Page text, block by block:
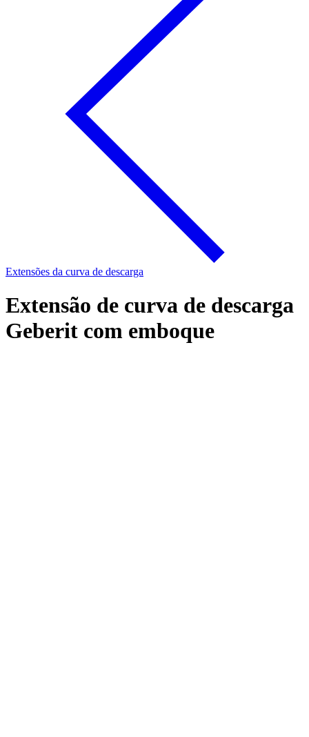
Extensões da curva de descarga
Extensão de curva de descarga
Geberit com emboque